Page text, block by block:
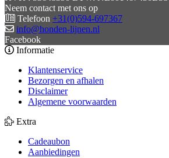
Neem contact met ons op
Telefoon +31(0)594-697367
info@honden-lijnen.nl
Facebook
Informatie
Klantenservice
Bezorgen en afhalen
Disclaimer
Algemene voorwaarden
Extra
Cadeaubon
Aanbiedingen